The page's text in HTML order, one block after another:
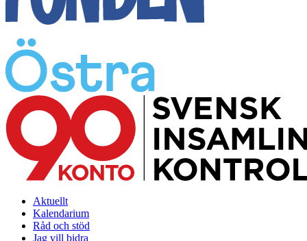
Aktuellt
Kalendarium
Råd och stöd
Jag vill bidra